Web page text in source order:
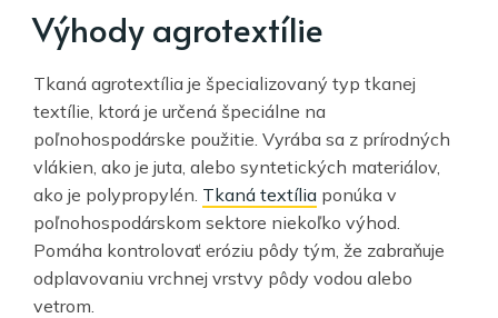
Výhody agrotextílie
Tkaná agrotextília je špecializovaný typ tkanej
textílie, ktorá je určená špeciálne na
poľnohospodárske použitie. Vyrába sa z prírodných
vlákien, ako je juta, alebo syntetických materiálov,
ako je polypropylén. Tkaná textília ponúka v
poľnohospodárskom sektore niekoľko výhod.
Pomáha kontrolovať eróziu pôdy tým, že zabraňuje
odplavovaniu vrchnej vrstvy pôdy vodou alebo
vetrom.